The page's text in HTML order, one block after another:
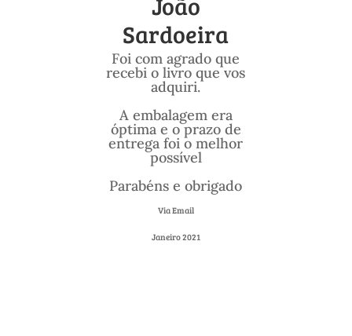
Sardoeira
Foi com agrado que
recebi o livro que vos
adquiri.
A embalagem era
óptima e o prazo de
entrega foi o melhor
possível
Parabéns e obrigado
Via Email
Janeiro 2021